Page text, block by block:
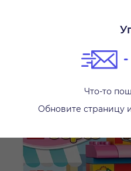
Что-то
Обновите страницу